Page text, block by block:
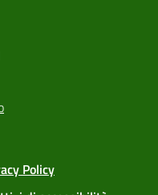
Policy